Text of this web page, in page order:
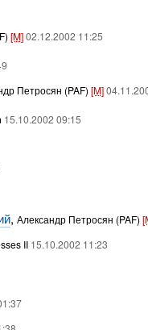
[M]02.12.2002 11:25
Петросян (PAF)[M]
15.10.2002 09:15
,Александр Петросян (PAF)
II 15.10.2002 11:23